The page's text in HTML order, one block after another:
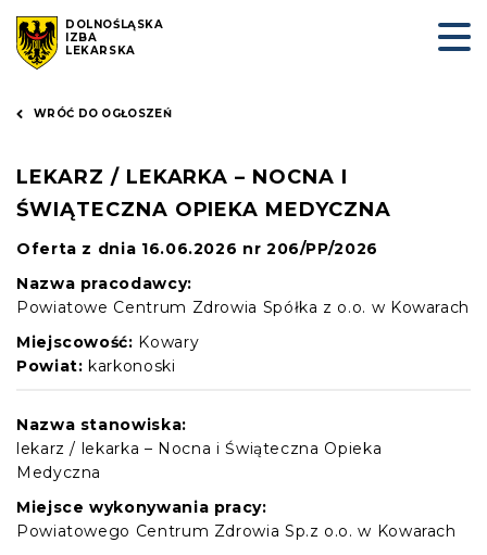
DOLNOŚLĄSKA
IZBA
LEKARSKA
WRÓĆ DO OGŁOSZEŃ
LEKARZ / LEKARKA – NOCNA I
ŚWIĄTECZNA OPIEKA MEDYCZNA
Oferta z dnia 16.06.2026 nr 206/PP/2026
Nazwa pracodawcy:
Powiatowe Centrum Zdrowia Spółka z o.o. w Kowarach
Miejscowość: Kowary
Powiat: karkonoski
Nazwa stanowiska:
lekarz / lekarka – Nocna i Świąteczna Opieka
Medyczna
Miejsce wykonywania pracy:
Powiatowego Centrum Zdrowia Sp.z o.o. w Kowarach